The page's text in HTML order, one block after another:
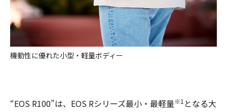
機動性に優れた小型・軽量ボディー
“EOS R100”は、EOS Rシリーズ最小・最軽量※1 となる大